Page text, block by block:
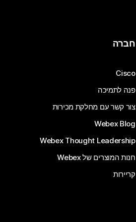
חברה
Cisco
פנה לתמיכה
צור קשר עם מחלקת מכירות
Webex Blog
Webex Thought Leadership
חנות המוצרים של Webex
קריירות